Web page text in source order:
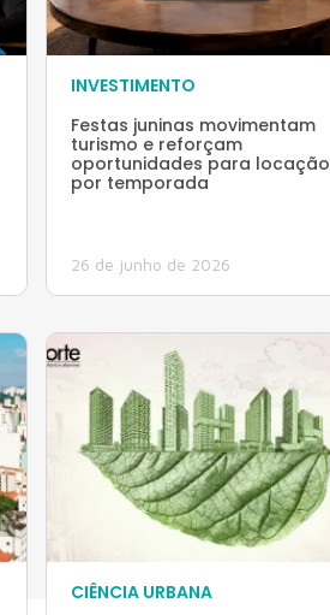
INVESTIMENTO
Festas juninas movimentam
turismo e reforçam
oportunidades para locação
por temporada
26 de junho de 2026
CIÊNCIA URBANA